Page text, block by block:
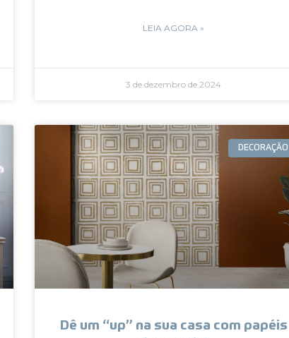
LEIA AGORA »
3 de dezembro de 2024
DECORAÇÃO
Dê um “up” na sua casa com papéis